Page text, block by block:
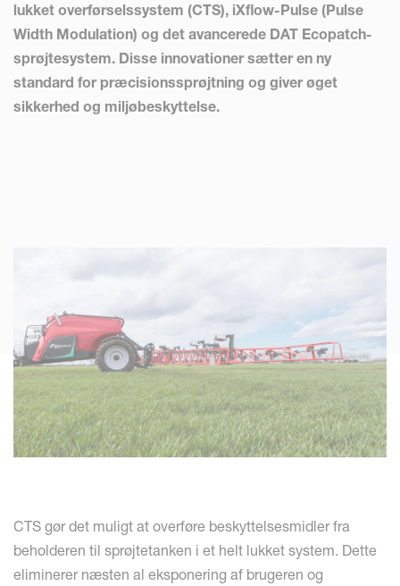
lukket overførselssystem (CTS), iXflow-Pulse (Pulse
Width Modulation) og det avancerede DAT Ecopatch-
sprøjtesystem. Disse innovationer sætter en ny
standard for præcisionssprøjtning og giver øget
sikkerhed og miljøbeskyttelse.
CTS gør det muligt at overføre beskyttelsesmidler fra
beholderen til sprøjtetanken i et helt lukket system. Dette
eliminerer næsten al eksponering af brugeren og